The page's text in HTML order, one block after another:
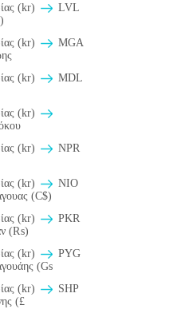
(kr)
LVL
(kr)
MGA
(kr)
MDL
(kr)
(kr)
NPR
(kr)
NIO
(C$)
(kr)
PKR
(₨)
(kr)
PYG
(Gs
(kr)
SHP
(£